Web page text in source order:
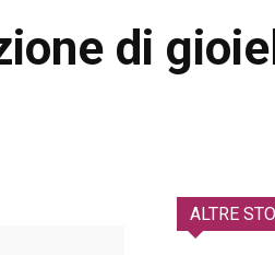
di
ALTRE